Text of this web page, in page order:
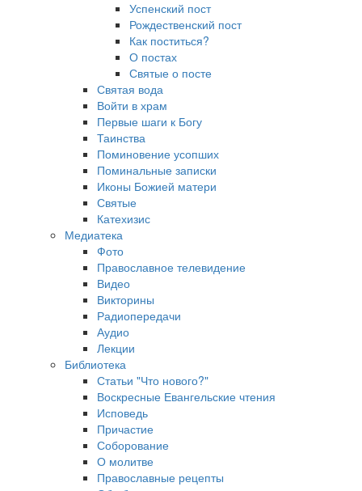
Успенский пост
Рождественский пост
Как поститься?
О постах
Святые о посте
Святая вода
Войти в храм
Первые шаги к Богу
Таинства
Поминовение усопших
Поминальные записки
Иконы Божией матери
Святые
Катехизис
Медиатека
Фото
Православное телевидение
Видео
Викторины
Радиопередачи
Аудио
Лекции
Библиотека
Статьи "Что нового?"
Воскресные Евангельские чтения
Исповедь
Причастие
Соборование
О молитве
Православные рецепты